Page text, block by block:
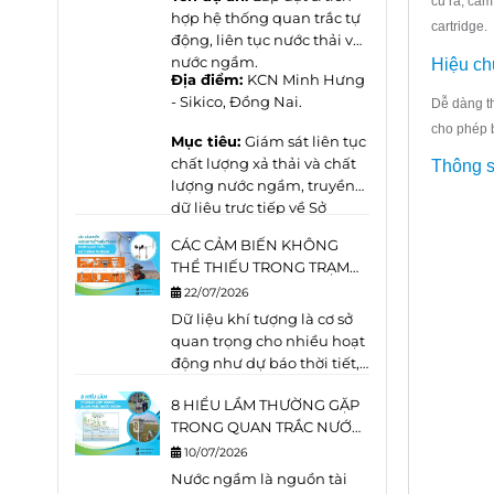
cartridge.
Hiệu
Dễ dàng
cho phép
Thông
nước. Mặc dù đều là các
công trình khai thác vào
tầng chứa nước dưới
đất,giếng khai
thác và giếng quan
đích hoàn toàn khác nhau.
hợp hệ thống quan trắc tự
động, liên tục nước thải và
nước ngầm.
Địa điểm: KCN Minh Hưng
- Sikico, Đồng Nai.
Mục tiêu: Giám sát liên tục
chất lượng xả thải và chất
lượng nước ngầm, truyền
dữ liệu trực tiếp về Sở
trường theo đúng quy định
pháp luật.
CÁC CẢM BIẾN KHÔNG
THỂ THIẾU TRONG TRẠM
KHÍ TƯỢNG TỰ ĐỘNG
(AWS)
22/07/2026
Dữ liệu khí tượng là cơ sở
quan trọng cho nhiều hoạt
động như dự báo thời tiết,
cảnh báo thiên tai, vận
hành nhà máy điện gió,
điện mặt trời, nông nghiệp
thông minh và quan trắc
8 HIỂU LẦM THƯỜNG GẶP
TRONG QUAN TRẮC NƯỚC
NGẦM
10/07/2026
Nước ngầm là nguồn tài